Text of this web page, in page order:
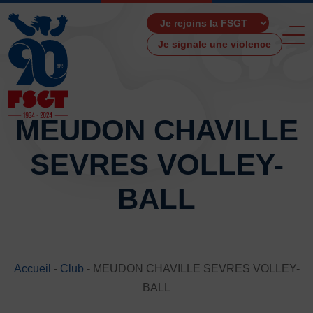
Je signale une violence
ACCUEIL
Partenaires
Les Boutiques F.S.G.T
MEUDON CHAVILLE
SEVRES VOLLEY-
BALL
Accueil - Club - MEUDON CHAVILLE SEVRES VOLLEY-
BALL